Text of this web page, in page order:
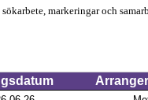
markeringar och